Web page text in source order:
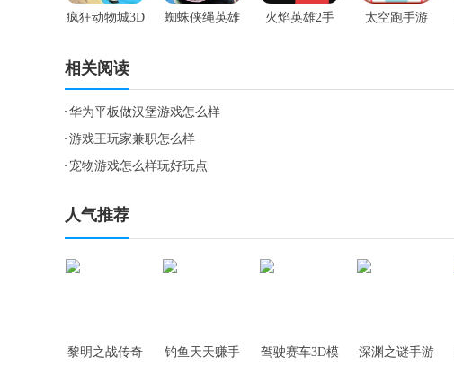
疯狂动物城3D 蜘蛛侠绳英雄 火焰英雄2手 太空跑手游
相关阅读
华为平板做汉堡游戏怎么样
游戏王玩家兼职怎么样
宠物游戏怎么样玩好玩点
人气推荐
黎明之战传奇 钓鱼天天赚手 驾驶赛车3D模 深渊之谜手游